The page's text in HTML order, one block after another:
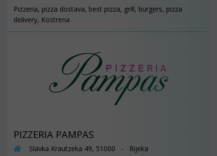
Pizzeria, pizza dostava, best pizza, grill, burgers, pizza
delivery, Kostrena
PIZZERIA PAMPAS
Slavka Krautzeka 49, 51000 - Rijeka